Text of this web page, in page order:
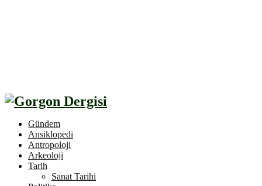
Gündem
Ansiklopedi
Antropoloji
Arkeoloji
Tarih
Sanat Tarihi